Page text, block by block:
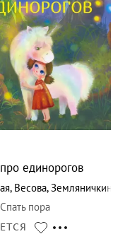
единорогов
, Весова,Земляничкина
Спать пора